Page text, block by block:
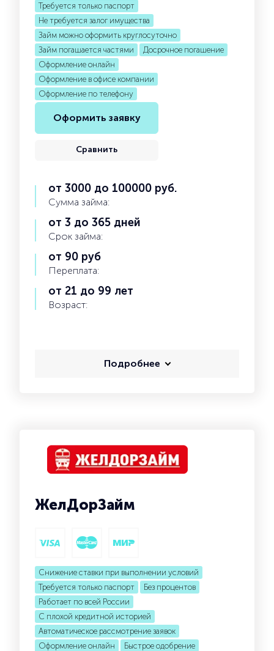
Требуется только паспорт
Не требуется залог имущества
Займ можно оформить круглосуточно
Займ погашается частями
Досрочное погашение
Оформление онлайн
Оформление в офисе компании
Оформление по телефону
Оформить заявку
Сравнить
от 3000 до 100000 руб.
Сумма займа:
от 3 до 365 дней
Срок займа:
от 90 руб
Переплата:
от 21 до 99 лет
Возраст:
Подробнее
ЖелДорЗайм
Снижение ставки при выполнении условий
Требуется только паспорт
Без процентов
Работает по всей России
С плохой кредитной историей
Автоматическое рассмотрение заявок
Оформление онлайн
Быстрое одобрение